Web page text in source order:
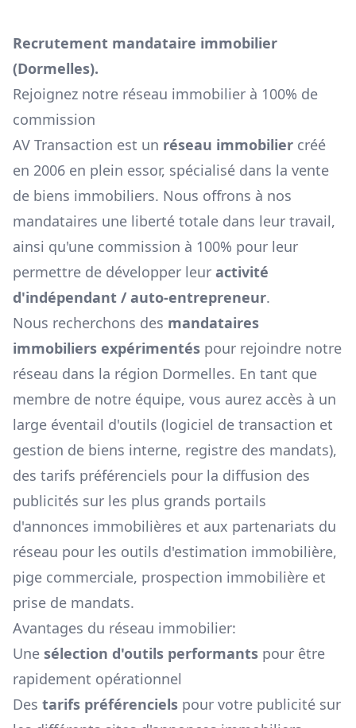
Recrutement mandataire immobilier
(Dormelles).
Rejoignez notre réseau immobilier à 100% de
commission
AV Transaction est un réseau immobilier créé
en 2006 en plein essor, spécialisé dans la vente
de biens immobiliers. Nous offrons à nos
mandataires une liberté totale dans leur travail,
ainsi qu'une commission à 100% pour leur
permettre de développer leur activité
d'indépendant / auto-entrepreneur.
Nous recherchons des mandataires
immobiliers expérimentés pour rejoindre notre
réseau dans la région Dormelles. En tant que
membre de notre équipe, vous aurez accès à un
large éventail d'outils (logiciel de transaction et
gestion de biens interne, registre des mandats),
des tarifs préférenciels pour la diffusion des
publicités sur les plus grands portails
d'annonces immobilières et aux partenariats du
réseau pour les outils d'estimation immobilière,
pige commerciale, prospection immobilière et
prise de mandats.
Avantages du réseau immobilier:
Une sélection d'outils performants pour être
rapidement opérationnel
Des tarifs préférenciels pour votre publicité sur